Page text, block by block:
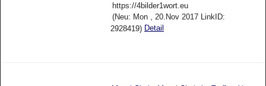
https://4bilder1wort.eu
(Neu: Mon , 20.Nov 2017 LinkID:
2928419) Detail